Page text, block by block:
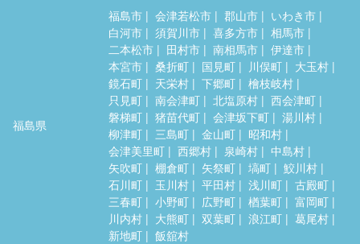
福島県
福島市 会津若松市 郡山市
いわき市
白河市
須賀川市 喜多方市
相馬市
二本松市
田村市 南相馬市
伊達市
本宮市
桑折町 国見町 川俣町
大玉村
鏡石町
天栄村 下郷町
檜枝岐村
只見町
南会津町 北塩原村
西会津町
磐梯町
猪苗代町 会津坂下町
湯川村
柳津町
三島町 金山町
昭和村
会津美里町
西郷村 泉崎村
中島村
矢吹町
棚倉町 矢祭町 塙町
鮫川村
石川町
玉川村 平田村 浅川町
古殿町
三春町
小野町 広野町 楢葉町
富岡町
川内村
大熊町 双葉町 浪江町
葛尾村
新地町
飯舘村